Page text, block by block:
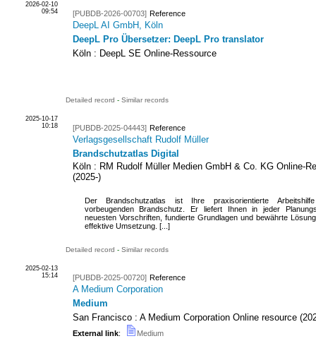
2026-02-10
09:54
[PUBDB-2026-00703] Reference
DeepL AI GmbH, Köln
DeepL Pro Übersetzer: DeepL Pro translator
Köln : DeepL SE Online-Ressource
Detailed record - Similar records
2025-10-17
10:18
[PUBDB-2025-04443] Reference
Verlagsgesellschaft Rudolf Müller
Brandschutzatlas Digital
Köln : RM Rudolf Müller Medien GmbH & Co. KG Online-
(2025-)
Der Brandschutzatlas ist Ihre praxisorientierte
vorbeugenden Brandschutz. Er liefert Ihnen in jeder
neuesten Vorschriften, fundierte Grundlagen und bewährte
effektive Umsetzung. [...]
Detailed record - Similar records
2025-02-13
15:14
[PUBDB-2025-00720] Reference
A Medium Corporation
Medium
San Francisco : A Medium Corporation Online resource (
External link: Medium